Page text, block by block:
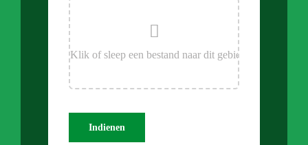
Indienen